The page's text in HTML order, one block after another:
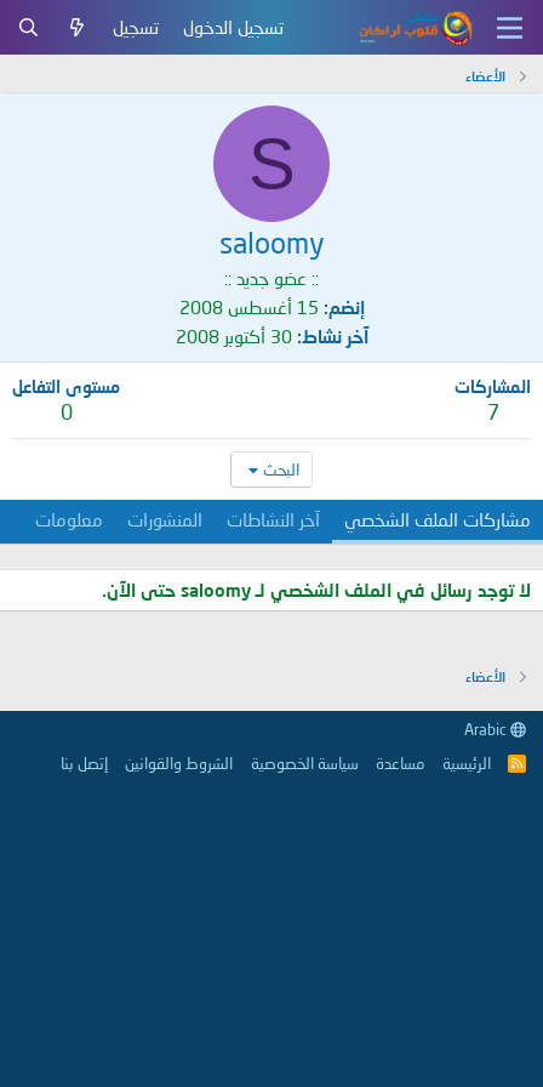
تسجيل الدخول تسجيل
الأعضاء
S
saloomy
:: عضو جديد ::
إنضم 15 أغسطس 2008
آخر نشاط 30 أكتوبر 2008
المشاركات
7
مستوى التفاعل
0
البحث
مشاركات الملف الشخصي آخر النشاطات المنشورات معلومات
لا توجد رسائل في الملف الشخصي لـ saloomy حتى الآن.
الأعضاء
R
الرئيسية مساعدة سياسة الخصوصية الشروط والقوانين إتصل بنا